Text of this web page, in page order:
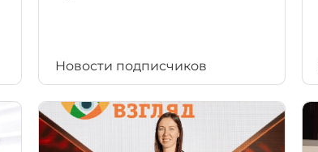
Новости подписчиков